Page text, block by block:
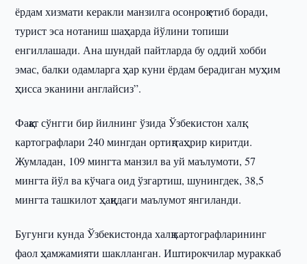
ёрдам хизмати керакли манзилга осонроқ етиб боради,
турист эса нотаниш шаҳарда йўлини топиши
енгиллашади. Ана шундай пайтларда бу оддий хобби
эмас, балки одамларга ҳар куни ёрдам берадиган муҳим
ҳисса эканини англайсиз”.
Фақат сўнгги бир йилнинг ўзида Ўзбекистон халқ
картографлари 240 мингдан ортиқ таҳрир киритди.
Жумладан, 109 мингта манзил ва уй маълумоти, 57
мингта йўл ва кўчага оид ўзгартиш, шунингдек, 38,5
мингта ташкилот ҳақидаги маълумот янгиланди.
Бугунги кунда Ўзбекистонда халқ картографларининг
фаол ҳамжамияти шаклланган. Иштирокчилар мураккаб